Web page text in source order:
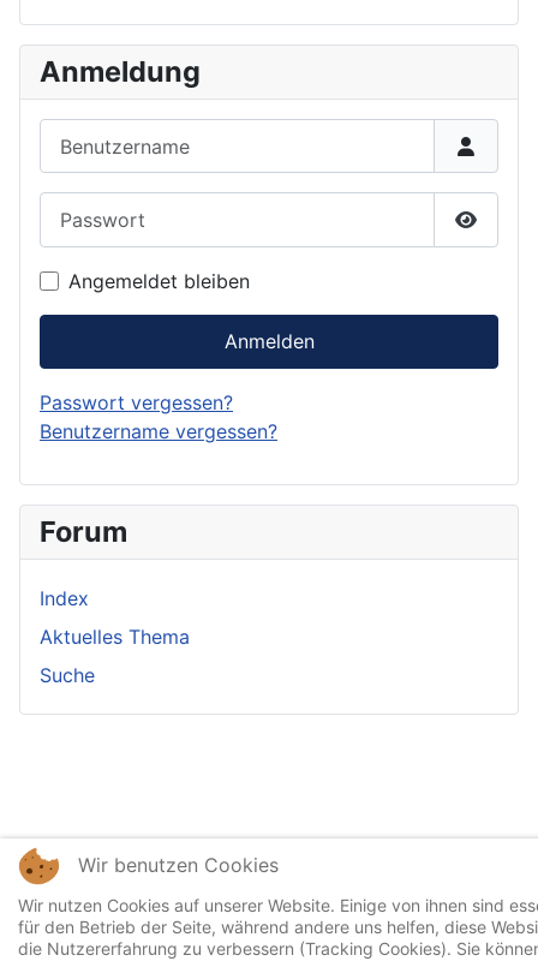
Anmeldung
Angemeldet bleiben
Anmelden
Passwort vergessen?
Benutzername vergessen?
Forum
Index
Aktuelles Thema
Suche
Wir benutzen Cookies
Wir nutzen Cookies auf unserer Website. Einige von ihnen sind
für den Betrieb der Seite, während andere uns helfen, diese
die Nutzererfahrung zu verbessern (Tracking Cookies). Sie